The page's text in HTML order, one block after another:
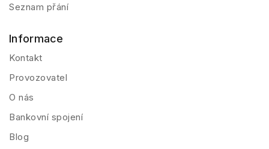
Seznam přání
Informace
Kontakt
Provozovatel
O nás
Bankovní spojení
Blog